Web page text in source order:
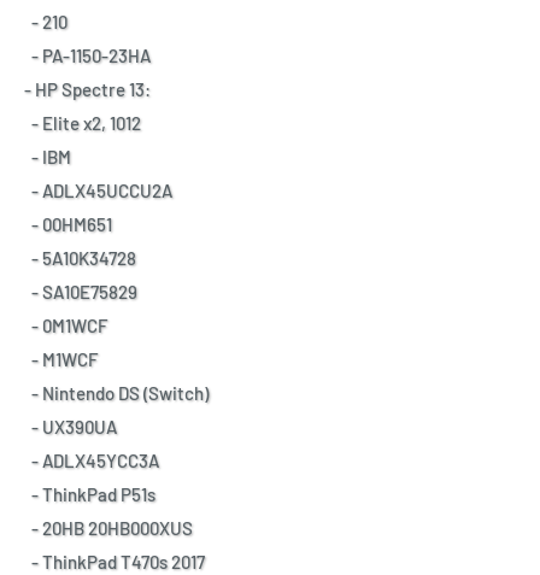
- 210
- PA-1150-23HA
- HP Spectre 13:
- Elite x2, 1012
- IBM
- ADLX45UCCU2A
- 00HM651
- 5A10K34728
- SA10E75829
- 0M1WCF
- M1WCF
- Nintendo DS (Switch)
- UX390UA
- ADLX45YCC3A
- ThinkPad P51s
- 20HB 20HB000XUS
- ThinkPad T470s 2017